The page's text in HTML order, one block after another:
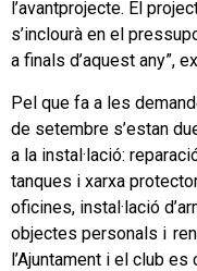
l’avantprojecte. El
s’inclourà en el
a finals d’aquest any”,
Pel que fa a les
de setembre s’estan
a la instal·lació:
tanques i xarxa
oficines, instal·lació
objectes personals i
l’Ajuntament i el club